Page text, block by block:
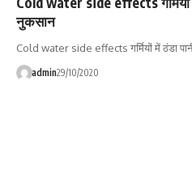
नुकसान
Cold water side effects गर्मियों में ठंडा
admin29/10/2020